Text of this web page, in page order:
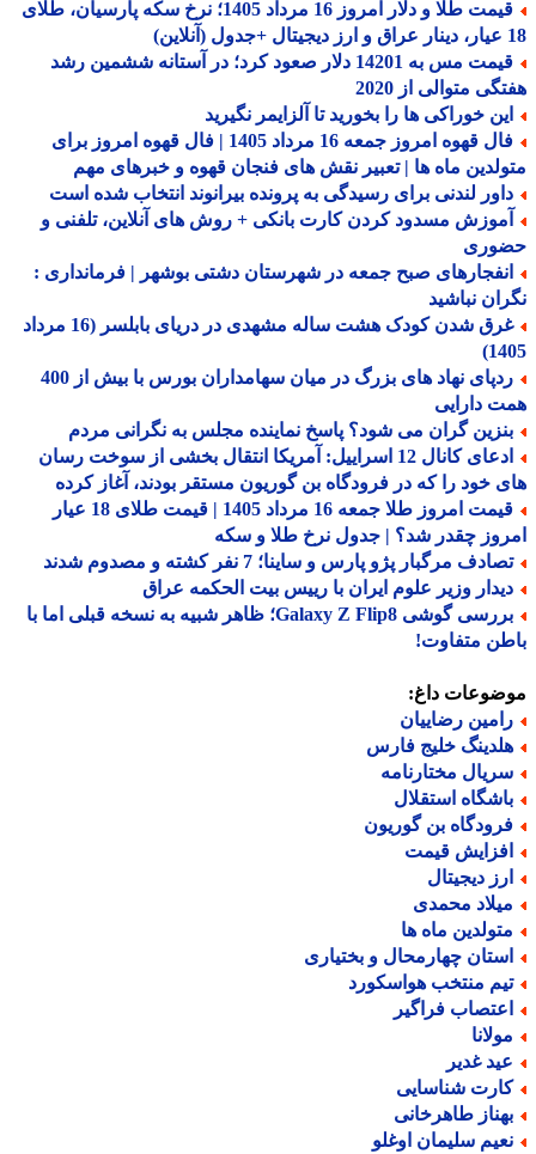
قیمت طلا و دلار امروز 16 مرداد 1405؛ نرخ سکه پارسیان، طلای
قیمت مس به 14201 دلار صعود کرد؛ در آستانه ششمین رشد
متوالی از 2020
خوراکی ها را بخورید تا آلزایمر نگیرید
فال قهوه امروز جمعه 16 مرداد 1405 | فال قهوه امروز برای
ماه ها | تعبیر نقش های فنجان قهوه و خبرهای مهم
لندنی برای رسیدگی به پرونده بیرانوند انتخاب شده است
مسدود کردن کارت بانکی + روش های آنلاین، تلفنی و
صبح جمعه در شهرستان دشتی بوشهر | فرمانداری :
نباشید
غرق شدن کودک هشت ساله مشهدی در دریای بابلسر (16 مرداد
ردپای نهاد های بزرگ در میان سهامداران بورس با بیش از 400
دارایی
گران می شود؟ پاسخ نماینده مجلس به نگرانی مردم
ادعای کانال 12 اسراییل: آمریکا انتقال بخشی از سوخت رسان
خود را که در فرودگاه بن گوریون مستقر بودند، آغاز کرده
قیمت امروز طلا جمعه 16 مرداد 1405 | قیمت طلای 18 عیار
چقدر شد؟ | جدول نرخ طلا و سکه
مرگبار پژو پارس و ساینا؛ 7 نفر کشته و مصدوم شدند
وزیر علوم ایران با رییس بیت الحکمه عراق
بررسی گوشی Galaxy Z Flip8؛ ظاهر شبیه به نسخه قبلی اما با
متفاوت!
داغ:
رضاییان
خلیج فارس
مختارنامه
استقلال
بن گوریون
قیمت
دیجیتال
محمدی
ماه ها
چهارمحال و بختیاری
منتخب هواسکورد
فراگیر
غدیر
شناسایی
طاهرخانی
سلیمان اوغلو